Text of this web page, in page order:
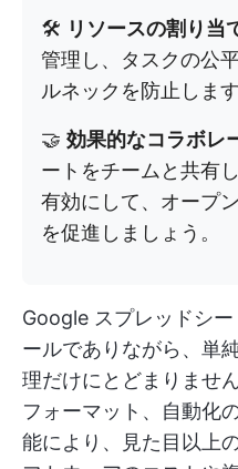
🛠️ リソースの割り当
管理し、タスクの公
ルネックを防止します
🤝 効果的なコラボレ
ートをチームと共有
有効にして、オープ
を促進しましょう。
Google スプレッドシ
ールでありながら、単
理だけにとどまりませ
フォーマット、自動化
能により、見た目以上